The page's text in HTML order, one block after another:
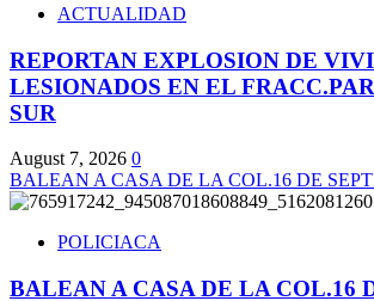
ACTUALIDAD
REPORTAN EXPLOSION DE
LESIONADOS EN EL
SUR
August 7, 2026 0
BALEAN A CASA DE LA COL.16 DE
POLICIACA
BALEAN A CASA DE LA COL.16